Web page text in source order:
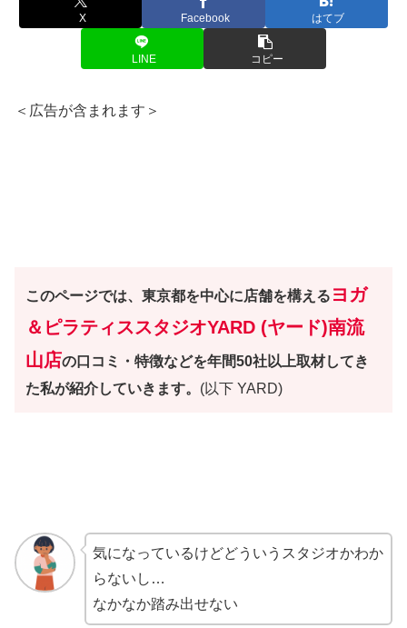
X Facebook はてブ
LINE コピー
＜広告が含まれます＞
このページでは、東京都を中心に店舗を構える ヨガ
＆ピラティススタジオYARD (ヤード)南流
山店の口コミ・特徴などを年間50社以上取材してき
た私が紹介していきます。 (以下 YARD)
気になっているけどどういうスタジオかわか
らないし…
なかなか踏み出せない